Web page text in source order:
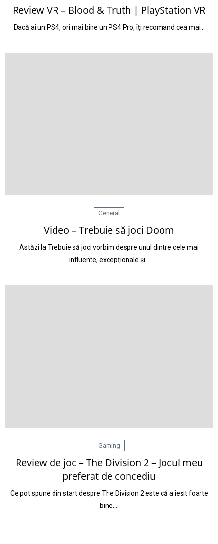
Review VR – Blood & Truth | PlayStation VR
Dacă ai un PS4, ori mai bine un PS4 Pro, îți recomand cea mai…
General
Video – Trebuie să joci Doom
Astăzi la Trebuie să joci vorbim despre unul dintre cele mai
influente, excepționale și…
Gaming
Review de joc – The Division 2 – Jocul meu
preferat de concediu
Ce pot spune din start despre The Division 2 este că a ieșit foarte
bine.…